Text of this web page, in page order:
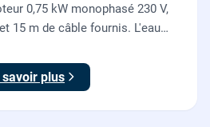
0,75 kW monophasé 230 V,
15 m de câble fournis. L'eau
savoir plus